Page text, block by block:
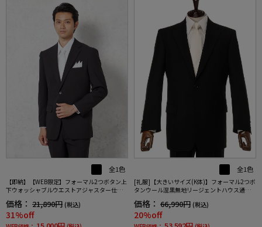
全1色
【即納】【WEB限定】フォーマル2つボタン上
下ウォッシャブルウエストアジャスター仕様
黒無地通年礼服
価格： 21,890円 (税込)
31%off
全1色
[礼服]【大きいサイズ(K体)】フォーマル2つボ
タンウール混黒無地リージェントハウス通年
礼服【定番】
価格： 66,990円 (税込)
20%off